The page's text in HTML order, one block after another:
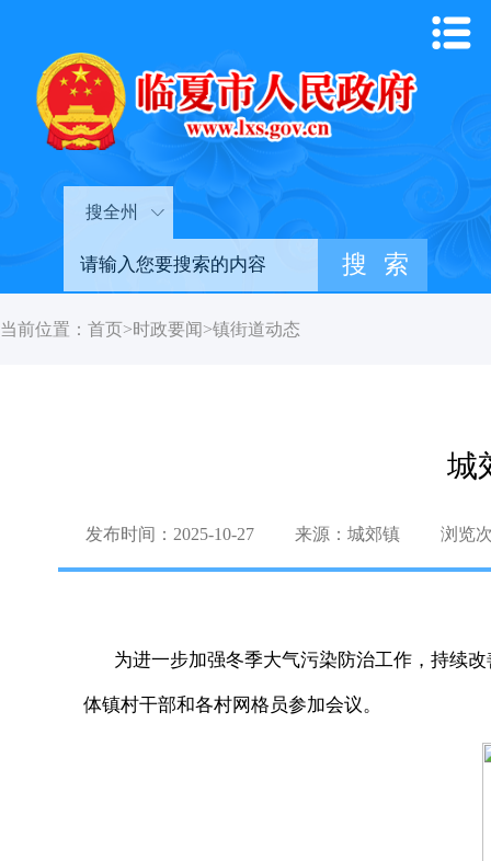
搜全州
当前位置： 首页>时政要闻 >镇街道动态
城
发布时间：2025-10-27 来源：城郊镇 浏览
为进一步加强冬季大气污染防治工作，持续
体镇村干部和各村网格员参加会议。